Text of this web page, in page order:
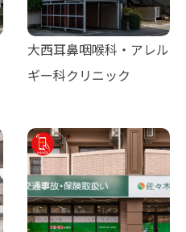
大西耳鼻咽喉科・アレル
ギー科クリニック